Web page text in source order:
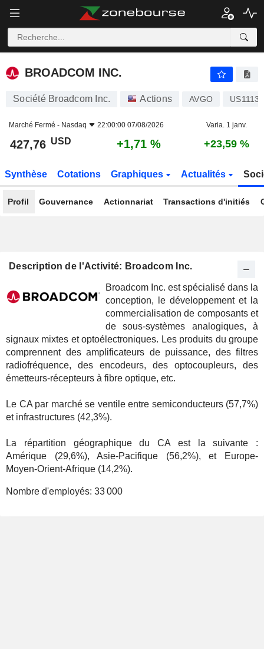
BROADCOM INC.
BROADCOM INC.
Société Broadcom Inc. Actions AVGO
Marché Fermé - Nasdaq 22:00:00 07/08/2026 Varia. 1 janv.
427,76 USD +1,71 % +23,59 %
Synthèse Cotations Graphiques Actualités
Profil Gouvernance Actionnariat Transactions d'initiés
Description de l'Activité: Broadcom Inc.
Broadcom Inc. est spécialisé dans la
conception, le développement et la
commercialisation de composants et
de sous-systèmes analogiques, à
signaux mixtes et optoélectroniques. Les produits du groupe
comprennent des amplificateurs de puissance, des filtres
radiofréquence, des encodeurs, des optocoupleurs, des
émetteurs-récepteurs à fibre optique, etc.
Le CA par marché se ventile entre semiconducteurs (57,7%)
et infrastructures (42,3%).
La répartition géographique du CA est la suivante :
Amérique (29,6%), Asie-Pacifique (56,2%), et Europe-
Moyen-Orient-Afrique (14,2%).
Nombre d'employés: 33 000